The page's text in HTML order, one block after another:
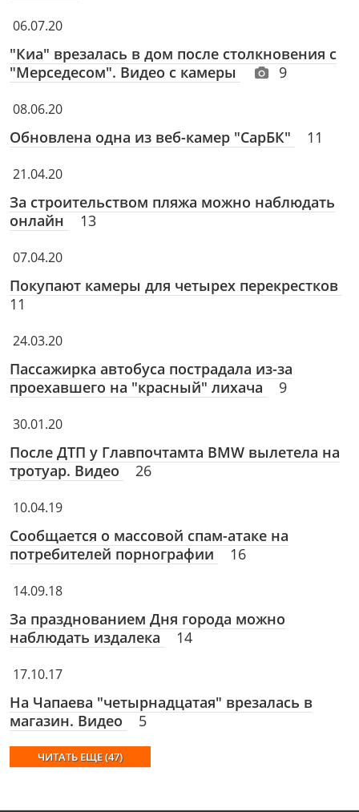
06.07.20
"Киа" врезалась в дом после столкновения с
"Мерседесом". Видео с камеры
9
08.06.20
Обновлена одна из веб-камер "СарБК" 11
21.04.20
За строительством пляжа можно наблюдать
онлайн
13
07.04.20
Покупают камеры для четырех перекрестков
11
24.03.20
Пассажирка автобуса пострадала из-за
проехавшего на "красный" лихача
9
30.01.20
После ДТП у Главпочтамта BMW вылетела на
тротуар. Видео
26
10.04.19
Сообщается о массовой спам-атаке на
потребителей порнографии
16
14.09.18
За празднованием Дня города можно
наблюдать издалека
14
17.10.17
На Чапаева "четырнадцатая" врезалась в
магазин. Видео
5
ЧИТАТЬ ЕЩЕ (47)